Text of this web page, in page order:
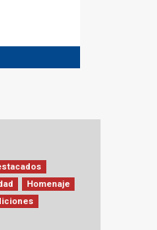
Homenaje